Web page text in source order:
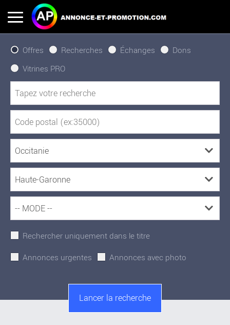
Offres Recherches Échanges
Dons
Vitrines PRO
Rechercher uniquement dans le titre
Annonces urgentes
Annonces avec photo